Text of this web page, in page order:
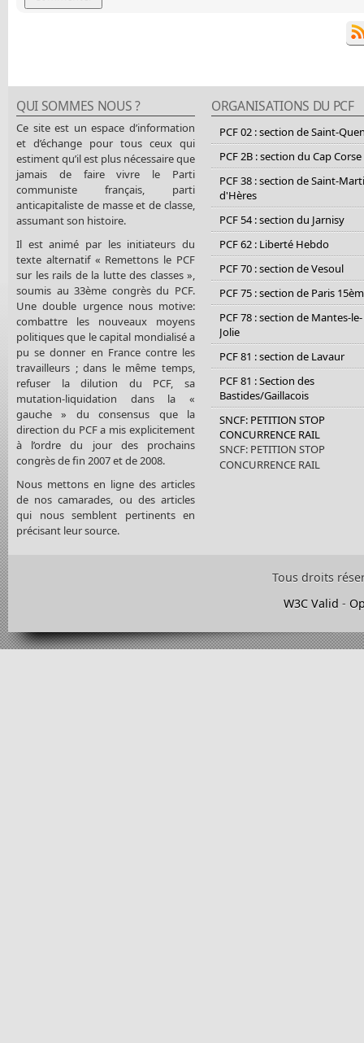
QUI SOMMES NOUS ?
Ce site est un espace d’information
et d’échange pour tous ceux qui
estiment qu’il est plus nécessaire que
jamais de faire vivre le Parti
communiste français, parti
anticapitaliste de masse et de classe,
assumant son histoire.
Il est animé par les initiateurs du
texte alternatif « Remettons le PCF
sur les rails de la lutte des classes »,
soumis au 33ème congrès du PCF.
Une double urgence nous motive:
combattre les nouveaux moyens
politiques que le capital mondialisé a
pu se donner en France contre les
travailleurs ; dans le même temps,
refuser la dilution du PCF, sa
mutation-liquidation dans la «
gauche » du consensus que la
direction du PCF a mis explicitement
à l’ordre du jour des prochains
congrès de fin 2007 et de 2008.
Nous mettons en ligne des articles
de nos camarades, ou des articles
qui nous semblent pertinents en
précisant leur source.
ORGANISATIONS DU PCF
PCF 02 : section de Saint-
PCF 2B : section du Cap Corse
PCF 38 : section de Saint-
d'Hères
PCF 54 : section du Jarnisy
PCF 62 : Liberté Hebdo
PCF 70 : section de Vesoul
PCF 75 : section de Paris
PCF 78 : section de Mantes-le-
Jolie
PCF 81 : section de Lavaur
PCF 81 : Section des
Bastides/Gaillacois
SNCF: PETITION STOP
CONCURRENCE RAIL
SNCF: PETITION STOP
CONCURRENCE RAIL
Tous droits
W3C Valid -